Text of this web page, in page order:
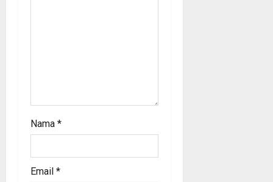
Nama *
Email *